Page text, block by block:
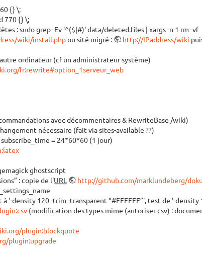
{} \;
770 {} \;
: sudo grep -Ev '^($|#)' data/deleted.files | xargs -n 1 rm -vf
wiki/install.phpou sité migré : http://IPaddress/wiki
ordinateur (cf un administrateur système)
fr:rewrite#option_1serveur_web
avec décommentaires & RewriteBase /wiki)
nécessaire (fait via sites-available ??)
= 24*60*60 (1 jour)
ghostscript
: copie de l'URL
http://github.com/marklundeberg/
density 120 -trim -transparent “#FFFFFF”', test de '-density
(modification des types mime (autoriser csv) :
plugin:blockquote
plugin:upgrade